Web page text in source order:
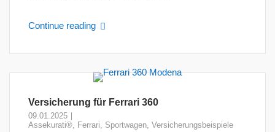
Continue reading
Versicherung für Ferrari 360
09.01.2025
Assekurati®, Ferrari, Sportwagen, Versicherungsbeispiele